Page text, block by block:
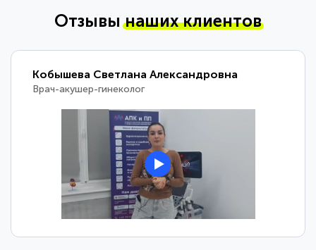
Отзывынаших клиентов
Кобышева Светлана Александровна
Врач-акушер-гинеколог